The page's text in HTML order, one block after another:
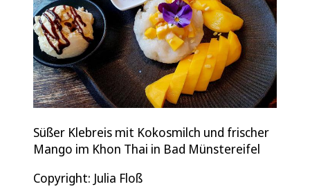
Süßer Klebreis mit Kokosmilch und frischer
Mango im Khon Thai in Bad Münstereifel
Copyright: Julia Floß